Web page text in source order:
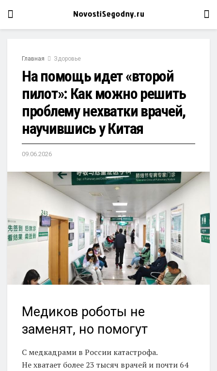
Главная Здоровье
На помощь идет «второй
пилот»: Как можно решить
проблему нехватки врачей,
научившись у Китая
09.06.2026
Медиков роботы не
заменят, но помогут
С медкадрами в России катастрофа.
Не хватает более 23 тысяч врачей и почти 64